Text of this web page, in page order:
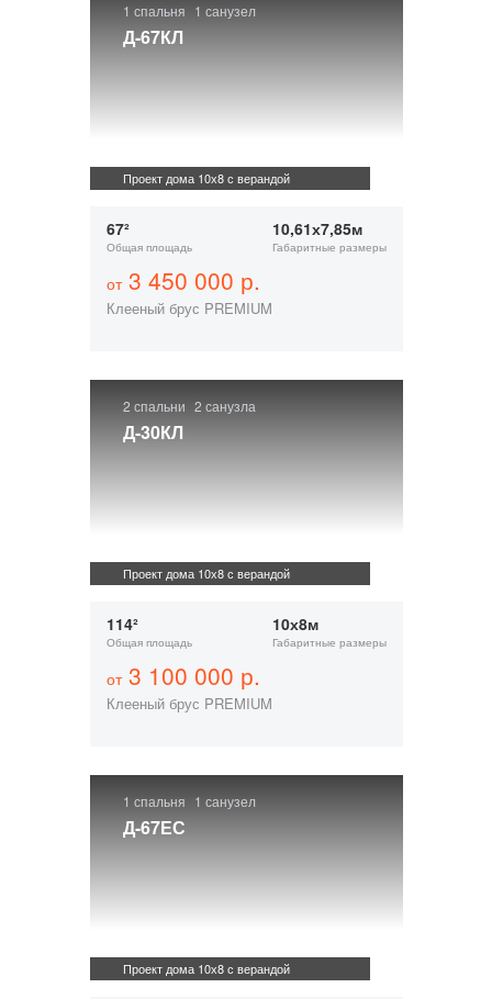
1 спальня 1 санузел
Д-67КЛ
Проект дома 10х8 с верандой
67²
Общая площадь
10,61х7,85м
Габаритные размеры
от3 450 000 р.
Клееный брус PREMIUM
2 спальни 2 санузла
Д-30КЛ
Проект дома 10х8 с верандой
114²
Общая площадь
10х8м
Габаритные размеры
от3 100 000 р.
Клееный брус PREMIUM
1 спальня 1 санузел
Д-67ЕС
Проект дома 10х8 с верандой